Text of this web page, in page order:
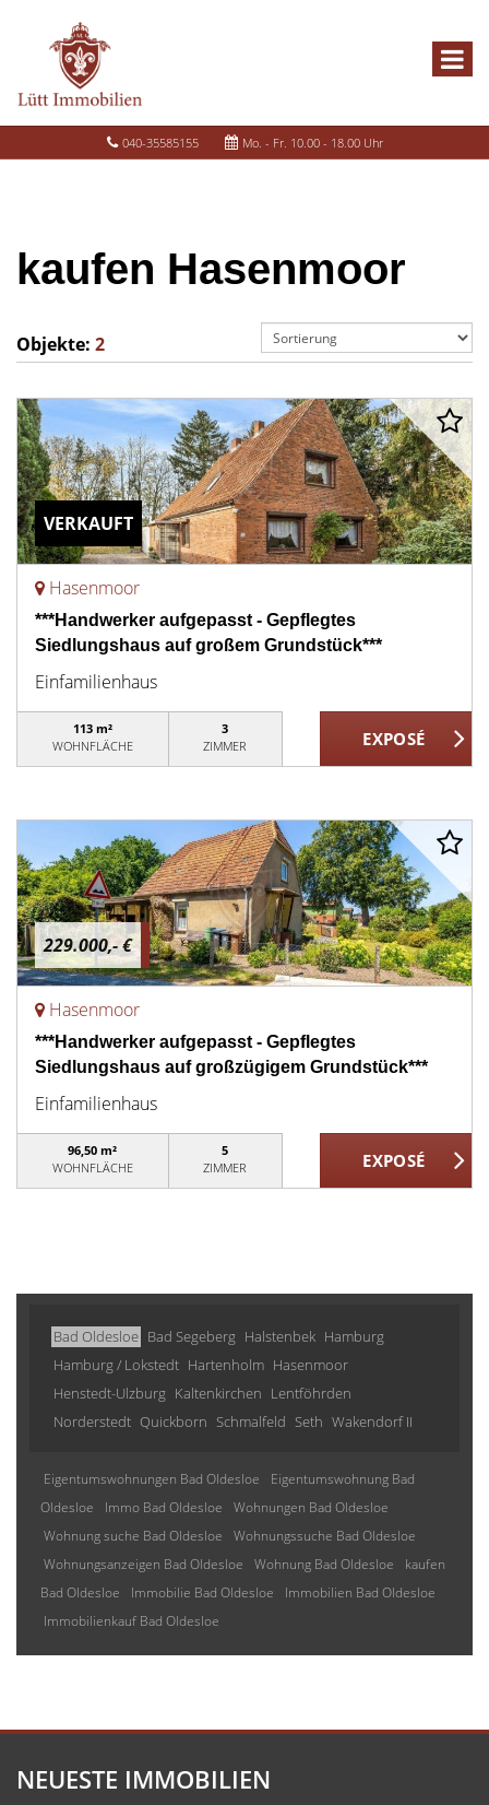
040-35585155 Mo. - Fr. 10.00 - 18.00 Uhr
kaufen Hasenmoor
Objekte: 2
VERKAUFT
Hasenmoor
***Handwerker aufgepasst - Gepflegtes
Siedlungshaus auf großem Grundstück***
Einfamilienhaus
113 m²
WOHNFLÄCHE
3
ZIMMER
229.000,- €
Hasenmoor
***Handwerker aufgepasst - Gepflegtes
Siedlungshaus auf großzügigem Grundstück***
Einfamilienhaus
96,50 m²
WOHNFLÄCHE
5
ZIMMER
Bad Oldesloe Bad Segeberg Halstenbek Hamburg
Hamburg / Lokstedt Hartenholm Hasenmoor
Henstedt-Ulzburg Kaltenkirchen Lentföhrden
Norderstedt Quickborn Schmalfeld Seth Wakendorf II
Eigentumswohnungen Bad Oldesloe
Eigentumswohnung Bad
Oldesloe
Immo Bad Oldesloe
Wohnungen Bad Oldesloe
Wohnung suche Bad Oldesloe
Wohnungssuche Bad Oldesloe
Wohnungsanzeigen Bad Oldesloe
Wohnung Bad Oldesloe
kaufen
Bad Oldesloe
Immobilie Bad Oldesloe
Immobilien Bad Oldesloe
Immobilienkauf Bad Oldesloe
NEUESTE IMMOBILIEN